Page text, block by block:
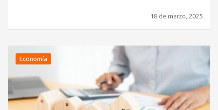
18 de marzo, 2025
Economía